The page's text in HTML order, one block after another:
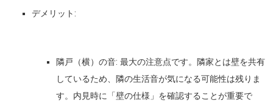
デメリット:
隣戸（横）の音: 最大の注意点です。
隣家とは壁を共有
しているため、隣の生活音が気になる可能性は残りま
す。内見時に「壁の仕様」を確認することが重要で